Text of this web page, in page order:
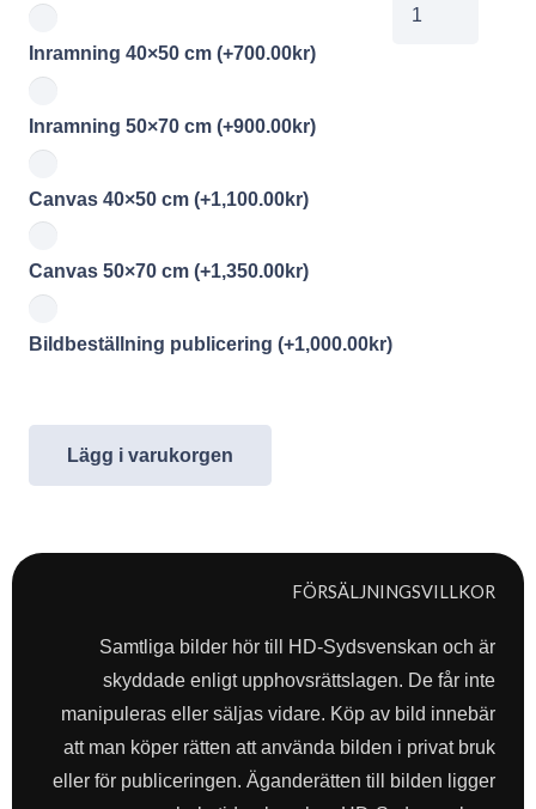
Inramning 40×50 cm (+700.00kr)
Inramning 50×70 cm (+900.00kr)
Canvas 40×50 cm (+1,100.00kr)
Canvas 50×70 cm (+1,350.00kr)
Bildbeställning publicering (+1,000.00kr)
Lägg i varukorgen
FÖRSÄLJNINGSVILLKOR
Samtliga bilder hör till HD-Sydsvenskan och är
skyddade enligt upphovsrättslagen. De får inte
manipuleras eller säljas vidare. Köp av bild innebär
att man köper rätten att använda bilden i privat bruk
eller för publiceringen. Äganderätten till bilden ligger